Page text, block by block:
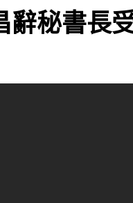
辭秘書長